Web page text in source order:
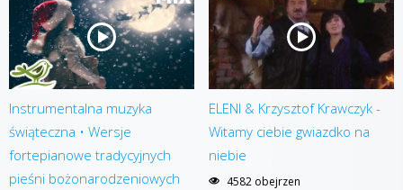
Instrumentalna muzyka
świąteczna • Wersje
fortepianowe tradycyjnych
pieśni bożonarodzeniowych
ELENI & Krzysztof Krawczyk -
Witamy ciebie gwiazdko na
niebie
4582 obejrzen